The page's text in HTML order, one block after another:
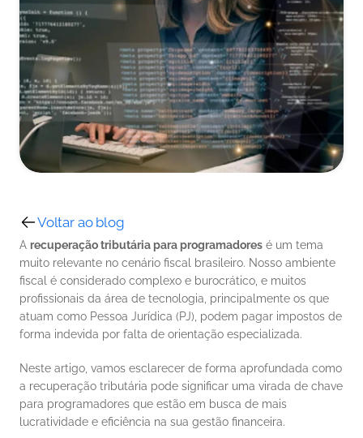
Voltar ao blog
A recuperação tributária para programadores é um tema
muito relevante no cenário fiscal brasileiro. Nosso ambiente
fiscal é considerado complexo e burocrático, e muitos
profissionais da área de tecnologia, principalmente os que
atuam como Pessoa Jurídica (PJ), podem pagar impostos de
forma indevida por falta de orientação especializada.
Neste artigo, vamos esclarecer de forma aprofundada como
a recuperação tributária pode significar uma virada de chave
para programadores que estão em busca de mais
lucratividade e eficiência na sua gestão financeira.